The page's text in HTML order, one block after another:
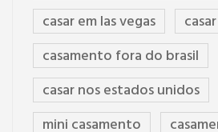
casar em las vegas
casamento fora do brasil
casar nos estados unidos
mini casamento